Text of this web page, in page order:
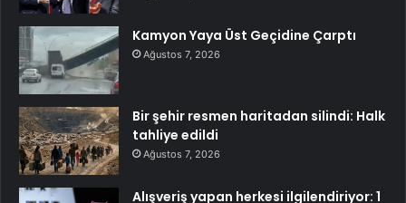
Kamyon Yaya Üst Geçidine Çarptı
Ağustos 7, 2026
Bir şehir resmen haritadan silindi: Halk
tahliye edildi
Ağustos 7, 2026
Alışveriş yapan herkesi ilgilendiriyor: 1